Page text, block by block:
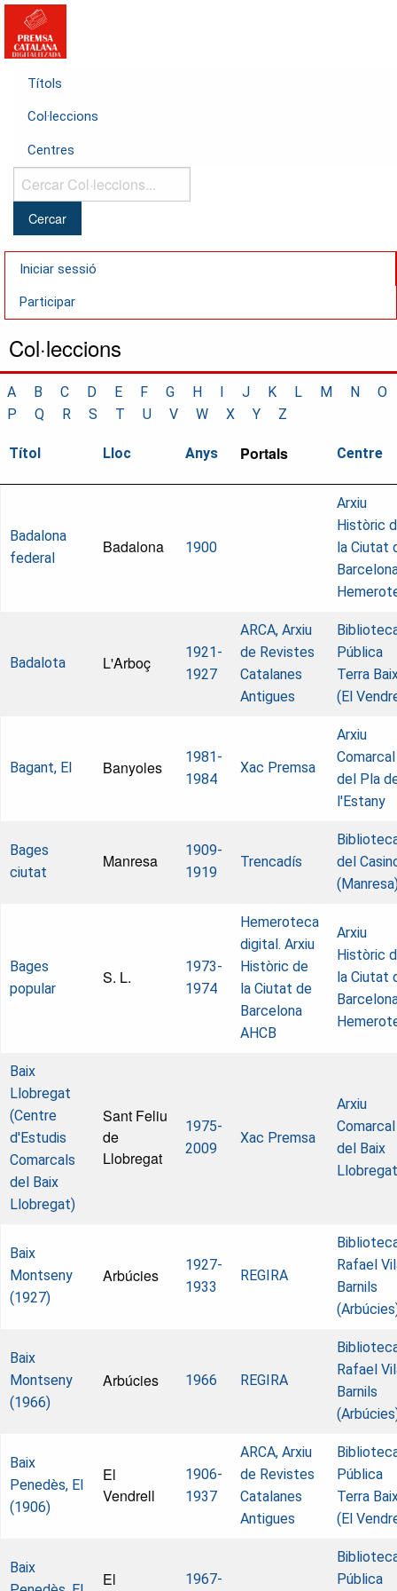
Títols
Col·leccions
Centres
Cercar
Col·leccions...
Iniciar sessió
Participar
Col·leccions
A B C D E F G H I J K L M N
O
P
Q R S T U V W X Y Z
Títol Lloc Anys Portals Centre
Badalona
federal
Badalona 1900
Arxiu
Històric
la Ciutat
Badalota L'Arboç
1921-
1927
ARCA, Arxiu
de Revistes
Catalanes
Antigues
Pública
Terra
(El
Bagant, El Banyoles
1981-
1984
Xac Premsa
Arxiu
Comarcal
del Pla
l'Estany
Bages
ciutat
Manresa
1909-
1919
Trencadís
del
Bages
popular
S. L.
1973-
1974
Hemeroteca
digital. Arxiu
Històric de
la Ciutat de
Barcelona
AHCB
Arxiu
Històric
la Ciutat
Baix
Llobregat
(Centre
d'Estudis
Comarcals
del Baix
Llobregat)
Sant Feliu
de
Llobregat
1975-
2009
Xac Premsa
Arxiu
Comarcal
del Baix
Llobregat
Baix
Montseny
(1927)
Arbúcies
1927-
1933
REGIRA
Rafael
Barnils
Baix
Montseny
(1966)
Arbúcies 1966 REGIRA
Rafael
Barnils
Baix
Penedès, El
(1906)
El
Vendrell
1906-
1937
ARCA, Arxiu
de Revistes
Catalanes
Antigues
Pública
Terra
(El
Baix
El
1967-
Pública